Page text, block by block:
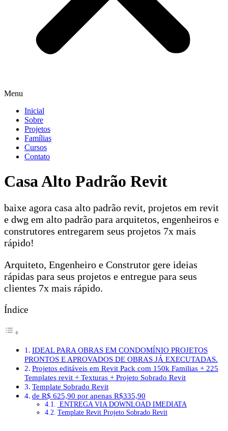
Menu
Inicial
Sobre
Projetos
Famílias
Cursos
Contato
Casa Alto Padrão Revit
baixe agora casa alto padrão revit, projetos em revit
e dwg em alto padrão para arquitetos, engenheiros e
construtores entregarem seus projetos 7x mais
rápido!
Arquiteto, Engenheiro e Construtor gere ideias
rápidas para seus projetos e entregue para seus
clientes 7x mais rápido.
Índice
IDEAL PARA OBRAS EM CONDOMÍNIO PROJETOS
PRONTOS E APROVADOS DE OBRAS JÁ EXECUTADAS.
Projetos editáveis em Revit Pack com 150k Familias + 225
Templates revit + Texturas + Projeto Sobrado Revit
Template Sobrado Revit
de R$ 625,90 por apenas R$335,90
ENTREGA VIA DOWNLOAD IMEDIATA
Template Revit Projeto Sobrado Revit